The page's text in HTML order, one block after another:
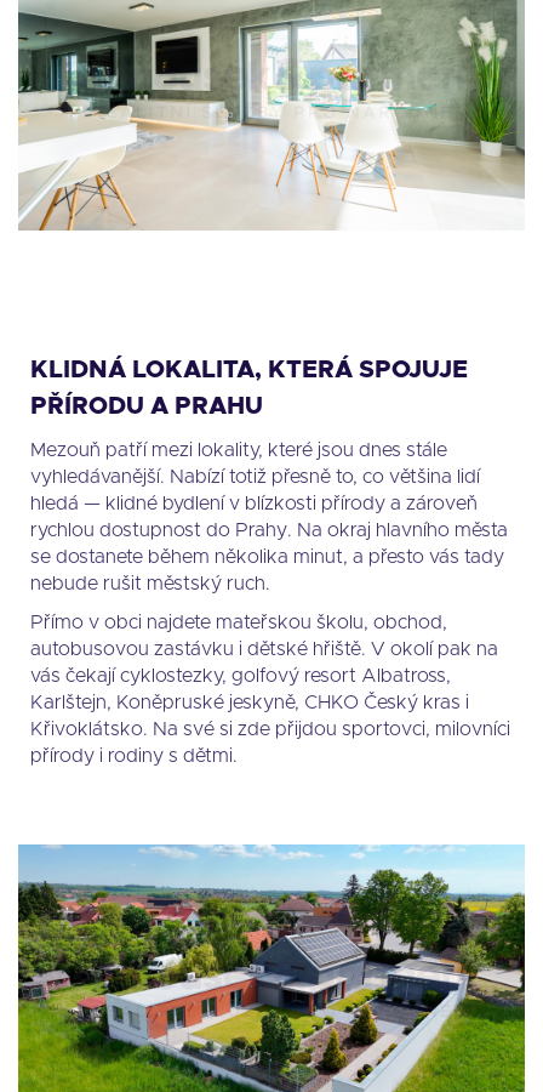
KLIDNÁ LOKALITA, KTERÁ SPOJUJE
PŘÍRODU A PRAHU
Mezouň patří mezi lokality, které jsou dnes stále
vyhledávanější. Nabízí totiž přesně to, co většina lidí
hledá — klidné bydlení v blízkosti přírody a zároveň
rychlou dostupnost do Prahy. Na okraj hlavního města
se dostanete během několika minut, a přesto vás tady
nebude rušit městský ruch.
Přímo v obci najdete mateřskou školu, obchod,
autobusovou zastávku i dětské hřiště. V okolí pak na
vás čekají cyklostezky, golfový resort Albatross,
Karlštejn, Koněpruské jeskyně, CHKO Český kras i
Křivoklátsko. Na své si zde přijdou sportovci, milovníci
přírody i rodiny s dětmi.